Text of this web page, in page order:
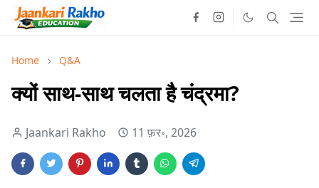
Home Q&A
क्यों साथ-साथ चलता है चंद्रमा?
Jaankari Rakho 11 फ़र॰, 2026